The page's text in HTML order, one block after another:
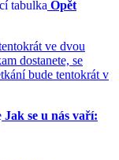
tabulka Opět
ve dvou
dostanete, se
bude tentokrát v
Jak se u nás vaří: